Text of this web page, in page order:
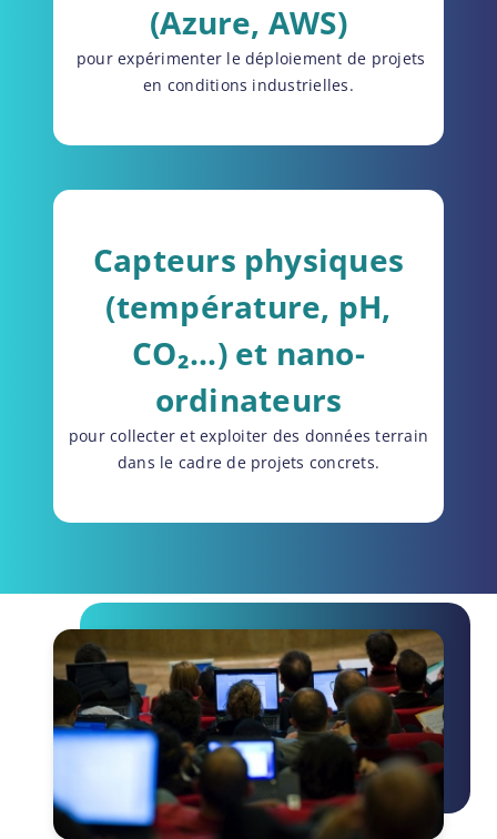
(Azure, AWS)
pour expérimenter le déploiement de projets
en conditions industrielles.
Capteurs physiques
(température, pH,
CO₂...) et nano-
ordinateurs
pour collecter et exploiter des données terrain
dans le cadre de projets concrets.